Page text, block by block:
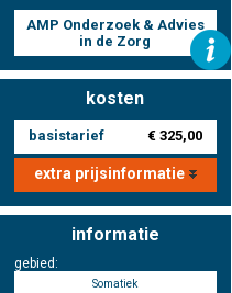
Nascholing aanmelden
Zoek op kaart
AMP Onderzoek & Advies
in de Zorg
kosten
basistarief € 325,00
extra prijsinformatie
informatie
gebied:
Somatiek